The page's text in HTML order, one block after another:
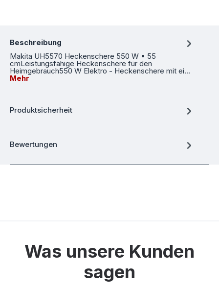
Beschreibung
Makita UH5570 Heckenschere 550 W • 55
cmLeistungsfähige Heckenschere für den
Heimgebrauch550 W Elektro - Heckenschere mit ei…
Mehr
Produktsicherheit
Bewertungen
Was unsere Kunden
sagen